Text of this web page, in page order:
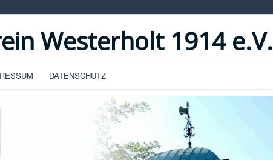
Westerholt 1914 e.V.
DATENSCHUTZ